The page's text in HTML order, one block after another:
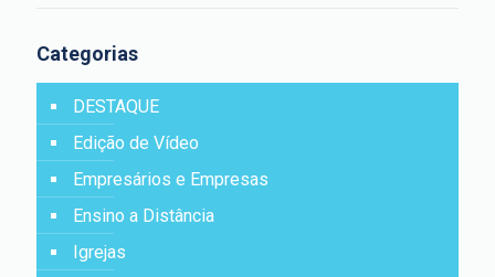
Categorias
DESTAQUE
Edição de Vídeo
Empresários e Empresas
Ensino a Distância
Igrejas